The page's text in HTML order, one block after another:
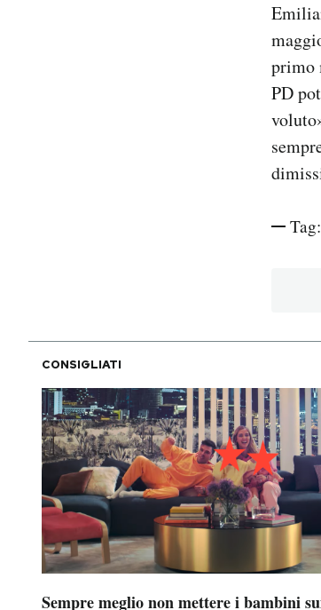
primo
PD
Tag:
CONSIGLIATI
Sempre meglio non mettere i bambini